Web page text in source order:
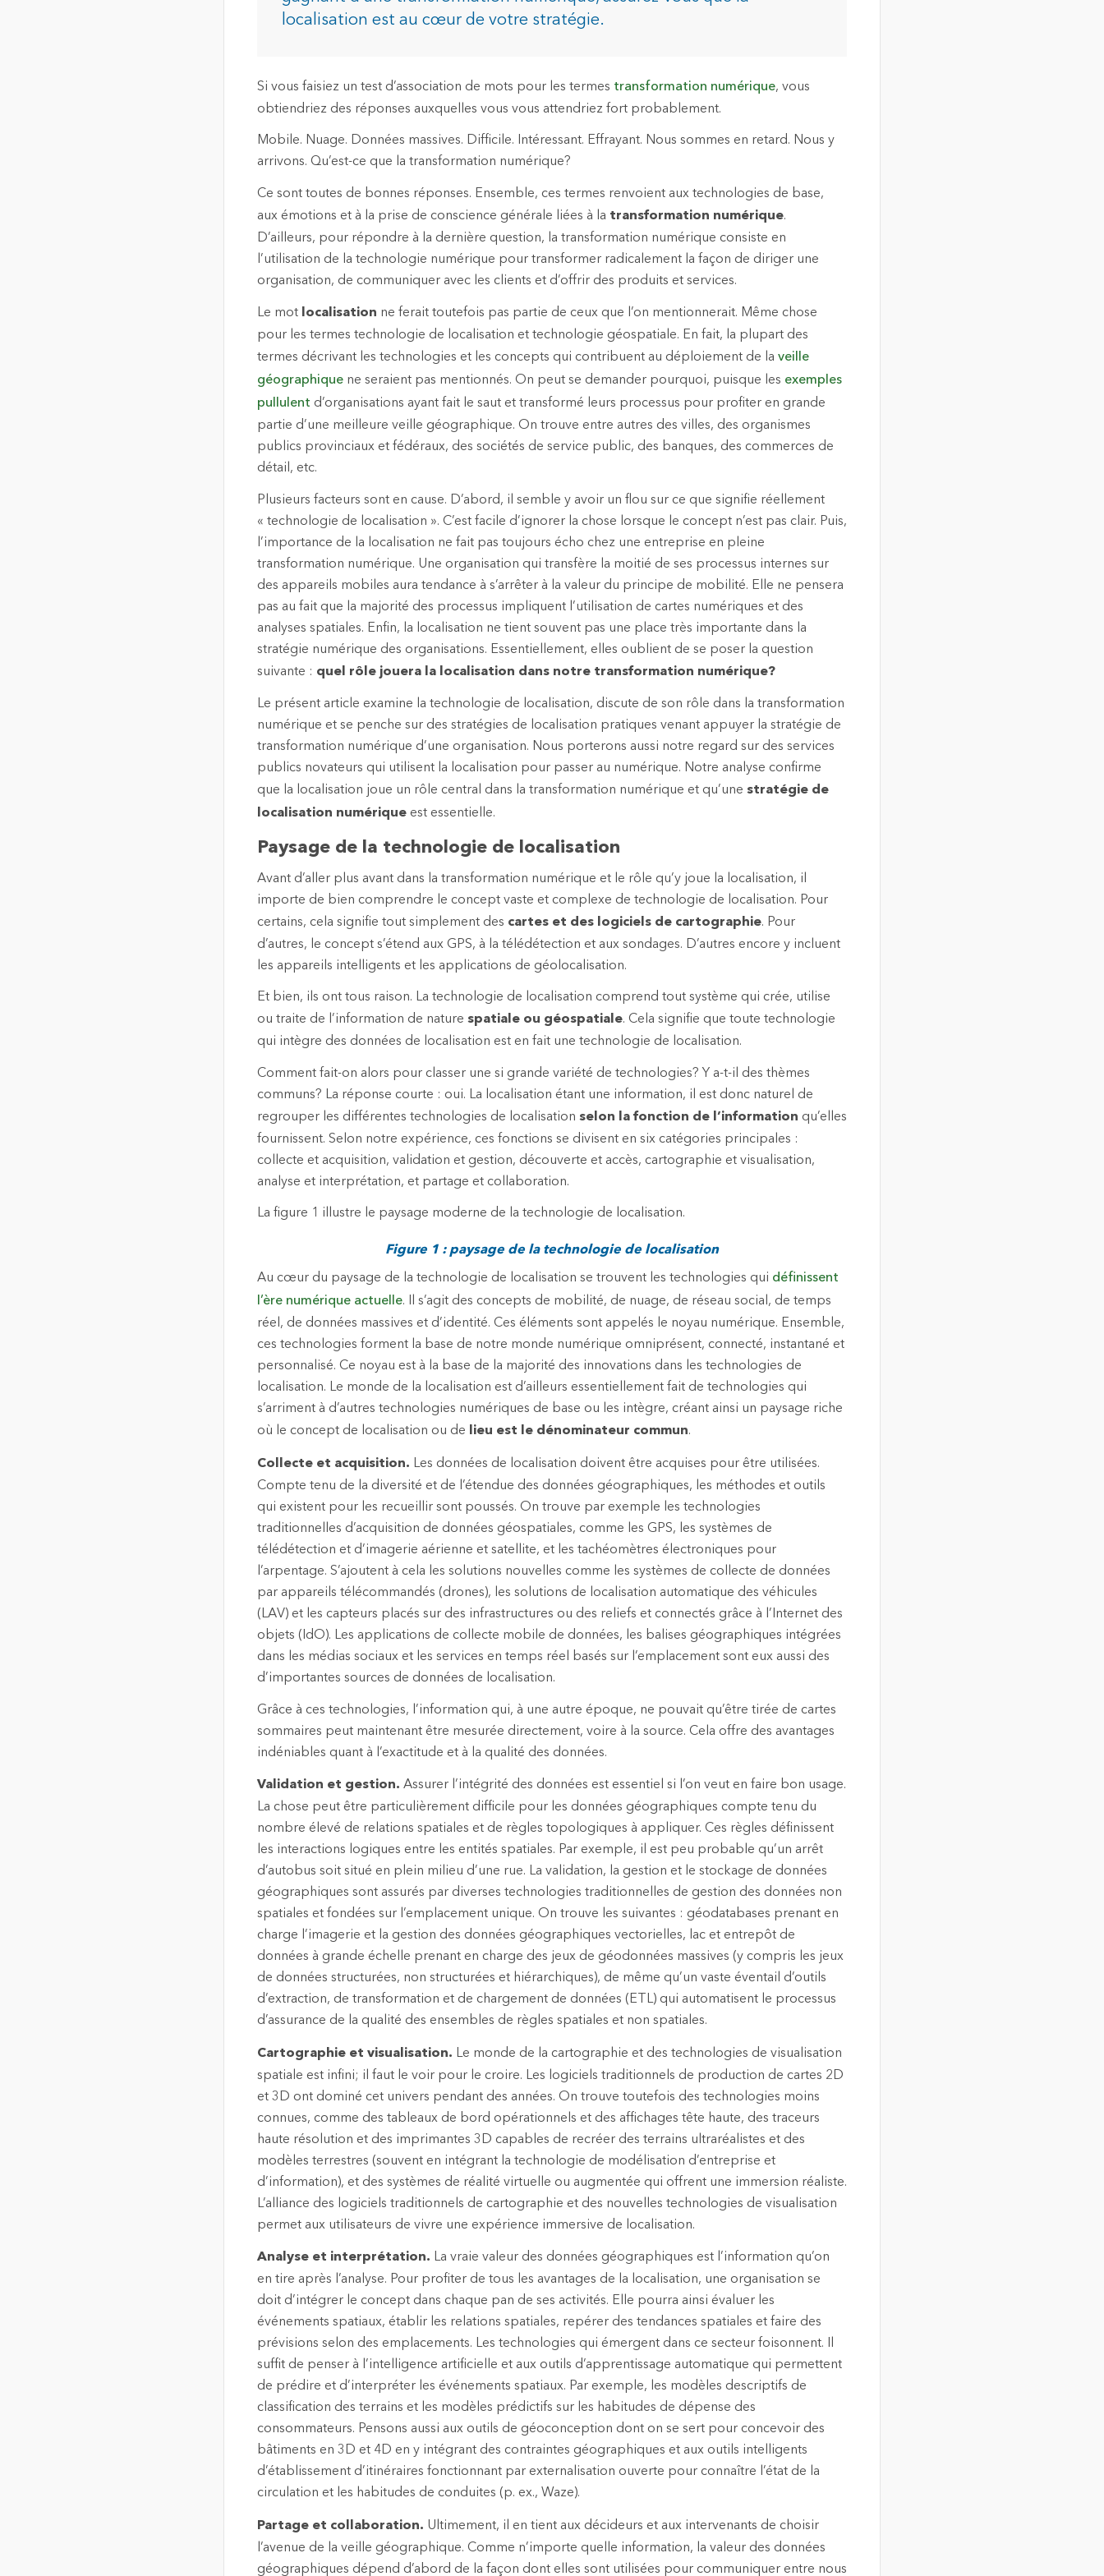
de localisation de haute
Fond de carte unique,
commune et à jour du
localisation est au cœur de votre stratégie.
Si vous faisiez un test d’association de mots pour les termes transformation numérique, vous
obtiendriez des réponses auxquelles vous vous attendriez fort probablement.
Mobile. Nuage. Données massives. Difficile. Intéressant. Effrayant. Nous sommes en retard. Nous y
arrivons. Qu’est-ce que la transformation numérique?
Ce sont toutes de bonnes réponses. Ensemble, ces termes renvoient aux technologies de base,
aux émotions et à la prise de conscience générale liées à la transformation numérique.
D’ailleurs, pour répondre à la dernière question, la transformation numérique consiste en
l’utilisation de la technologie numérique pour transformer radicalement la façon de diriger une
organisation, de communiquer avec les clients et d’offrir des produits et services.
Le mot localisation ne ferait toutefois pas partie de ceux que l’on mentionnerait. Même chose
pour les termes technologie de localisation et technologie géospatiale. En fait, la plupart des
termes décrivant les technologies et les concepts qui contribuent au déploiement de la veille
géographique ne seraient pas mentionnés. On peut se demander pourquoi, puisque les exemples
pullulent d’organisations ayant fait le saut et transformé leurs processus pour profiter en grande
partie d’une meilleure veille géographique. On trouve entre autres des villes, des organismes
publics provinciaux et fédéraux, des sociétés de service public, des banques, des commerces de
détail, etc.
Plusieurs facteurs sont en cause. D’abord, il semble y avoir un flou sur ce que signifie réellement
« technologie de localisation ». C’est facile d’ignorer la chose lorsque le concept n’est pas clair. Puis,
l’importance de la localisation ne fait pas toujours écho chez une entreprise en pleine
transformation numérique. Une organisation qui transfère la moitié de ses processus internes sur
des appareils mobiles aura tendance à s’arrêter à la valeur du principe de mobilité. Elle ne pensera
pas au fait que la majorité des processus impliquent l’utilisation de cartes numériques et des
analyses spatiales. Enfin, la localisation ne tient souvent pas une place très importante dans la
stratégie numérique des organisations. Essentiellement, elles oublient de se poser la question
suivante : quel rôle jouera la localisation dans notre transformation numérique?
Le présent article examine la technologie de localisation, discute de son rôle dans la transformation
numérique et se penche sur des stratégies de localisation pratiques venant appuyer la stratégie de
transformation numérique d’une organisation. Nous porterons aussi notre regard sur des services
publics novateurs qui utilisent la localisation pour passer au numérique. Notre analyse confirme
que la localisation joue un rôle central dans la transformation numérique et qu’une stratégie de
localisation numérique est essentielle.
Paysage de la technologie de localisation
Avant d’aller plus avant dans la transformation numérique et le rôle qu’y joue la localisation, il
importe de bien comprendre le concept vaste et complexe de technologie de localisation. Pour
certains, cela signifie tout simplement des cartes et des logiciels de cartographie. Pour
d’autres, le concept s’étend aux GPS, à la télédétection et aux sondages. D’autres encore y incluent
les appareils intelligents et les applications de géolocalisation.
Et bien, ils ont tous raison. La technologie de localisation comprend tout système qui crée, utilise
ou traite de l’information de nature spatiale ou géospatiale. Cela signifie que toute technologie
qui intègre des données de localisation est en fait une technologie de localisation.
Comment fait-on alors pour classer une si grande variété de technologies? Y a-t-il des thèmes
communs? La réponse courte : oui. La localisation étant une information, il est donc naturel de
regrouper les différentes technologies de localisation selon la fonction de l’information qu’elles
fournissent. Selon notre expérience, ces fonctions se divisent en six catégories principales :
collecte et acquisition, validation et gestion, découverte et accès, cartographie et visualisation,
analyse et interprétation, et partage et collaboration.
La figure 1 illustre le paysage moderne de la technologie de localisation.
Figure 1 : paysage de la technologie de localisation
Au cœur du paysage de la technologie de localisation se trouvent les technologies qui définissent
l’ère numérique actuelle. Il s’agit des concepts de mobilité, de nuage, de réseau social, de temps
réel, de données massives et d’identité. Ces éléments sont appelés le noyau numérique. Ensemble,
ces technologies forment la base de notre monde numérique omniprésent, connecté, instantané et
personnalisé. Ce noyau est à la base de la majorité des innovations dans les technologies de
localisation. Le monde de la localisation est d’ailleurs essentiellement fait de technologies qui
s’arriment à d’autres technologies numériques de base ou les intègre, créant ainsi un paysage riche
où le concept de localisation ou de
lieu est le dénominateur commun.
Collecte et acquisition. Les données de localisation doivent être acquises pour être utilisées.
Compte tenu de la diversité et de l’étendue des données géographiques, les méthodes et outils
qui existent pour les recueillir sont poussés. On trouve par exemple les technologies
traditionnelles d’acquisition de données géospatiales, comme les GPS, les systèmes de
télédétection et d’imagerie aérienne et satellite, et les tachéomètres électroniques pour
l’arpentage. S’ajoutent à cela les solutions nouvelles comme les systèmes de collecte de données
par appareils télécommandés (drones), les solutions de localisation automatique des véhicules
(LAV) et les capteurs placés sur des infrastructures ou des reliefs et connectés grâce à l’Internet des
objets (IdO). Les applications de collecte mobile de données, les balises géographiques intégrées
dans les médias sociaux et les services en temps réel basés sur l’emplacement sont eux aussi des
d’importantes sources de données de localisation.
Grâce à ces technologies, l’information qui, à une autre époque, ne pouvait qu’être tirée de cartes
sommaires peut maintenant être mesurée directement, voire à la source. Cela offre des avantages
indéniables quant à l’exactitude et à la qualité des données.
Validation et gestion. Assurer l’intégrité des données est essentiel si l’on veut en faire bon usage.
La chose peut être particulièrement difficile pour les données géographiques compte tenu du
nombre élevé de relations spatiales et de règles topologiques à appliquer. Ces règles définissent
les interactions logiques entre les entités spatiales. Par exemple, il est peu probable qu’un arrêt
d’autobus soit situé en plein milieu d’une rue. La validation, la gestion et le stockage de données
géographiques sont assurés par diverses technologies traditionnelles de gestion des données non
spatiales et fondées sur l’emplacement unique. On trouve les suivantes : géodatabases prenant en
charge l’imagerie et la gestion des données géographiques vectorielles, lac et entrepôt de
données à grande échelle prenant en charge des jeux de géodonnées massives (y compris les jeux
de données structurées, non structurées et hiérarchiques), de même qu’un vaste éventail d’outils
d’extraction, de transformation et de chargement de données (ETL) qui automatisent le processus
d’assurance de la qualité des ensembles de règles spatiales et non spatiales.
Cartographie et visualisation. Le monde de la cartographie et des technologies de visualisation
spatiale est infini; il faut le voir pour le croire. Les logiciels traditionnels de production de cartes 2D
et 3D ont dominé cet univers pendant des années. On trouve toutefois des technologies moins
connues, comme des tableaux de bord opérationnels et des affichages tête haute, des traceurs
haute résolution et des imprimantes 3D capables de recréer des terrains ultraréalistes et des
modèles terrestres (souvent en intégrant la technologie de modélisation d’entreprise et
d’information), et des systèmes de réalité virtuelle ou augmentée qui offrent une immersion réaliste.
L’alliance des logiciels traditionnels de cartographie et des nouvelles technologies de visualisation
permet aux utilisateurs de vivre une expérience immersive de localisation.
Analyse et interprétation. La vraie valeur des données géographiques est l’information qu’on
en tire après l’analyse. Pour profiter de tous les avantages de la localisation, une organisation se
doit d’intégrer le concept dans chaque pan de ses activités. Elle pourra ainsi évaluer les
événements spatiaux, établir les relations spatiales, repérer des tendances spatiales et faire des
prévisions selon des emplacements. Les technologies qui émergent dans ce secteur foisonnent. Il
suffit de penser à l’intelligence artificielle et aux outils d’apprentissage automatique qui permettent
de prédire et d’interpréter les événements spatiaux. Par exemple, les modèles descriptifs de
classification des terrains et les modèles prédictifs sur les habitudes de dépense des
consommateurs. Pensons aussi aux outils de géoconception dont on se sert pour concevoir des
bâtiments en 3D et 4D en y intégrant des contraintes géographiques et aux outils intelligents
d’établissement d’itinéraires fonctionnant par externalisation ouverte pour connaître l’état de la
circulation et les habitudes de conduites (p. ex., Waze).
Partage et collaboration. Ultimement, il en tient aux décideurs et aux intervenants de choisir
l’avenue de la veille géographique. Comme n’importe quelle information, la valeur des données
géographiques dépend d’abord de la façon dont elles sont utilisées pour communiquer entre nous